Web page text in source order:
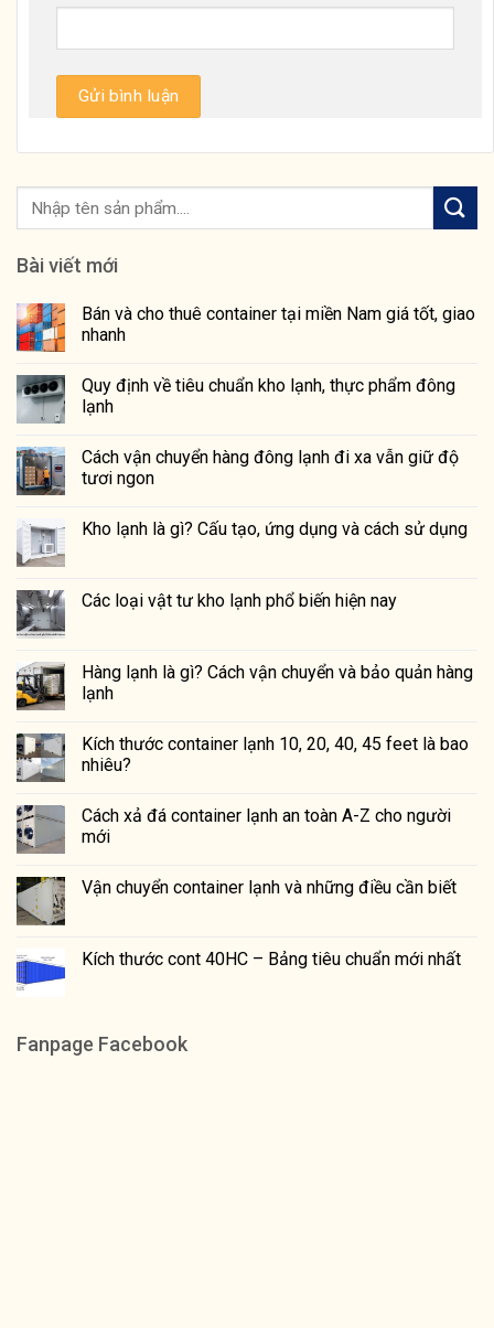
Bài viết mới
Bán và cho thuê container tại miền Nam giá tốt, giao
nhanh
Quy định về tiêu chuẩn kho lạnh, thực phẩm đông
lạnh
Cách vận chuyển hàng đông lạnh đi xa vẫn giữ độ
tươi ngon
Kho lạnh là gì? Cấu tạo, ứng dụng và cách sử dụng
Các loại vật tư kho lạnh phổ biến hiện nay
Hàng lạnh là gì? Cách vận chuyển và bảo quản hàng
lạnh
Kích thước container lạnh 10, 20, 40, 45 feet là bao
nhiêu?
Cách xả đá container lạnh an toàn A-Z cho người
mới
Vận chuyển container lạnh và những điều cần biết
Kích thước cont 40HC – Bảng tiêu chuẩn mới nhất
Fanpage Facebook